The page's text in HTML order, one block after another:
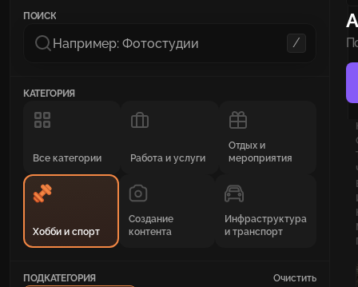
ПОИСК
/
КАТЕГОРИЯ
Все категории Работа и услуги
Отдых и
мероприятия
Хобби и спорт
Создание
контента
Инфраструктура
и транспорт
ПОДКАТЕГОРИЯ Очистить